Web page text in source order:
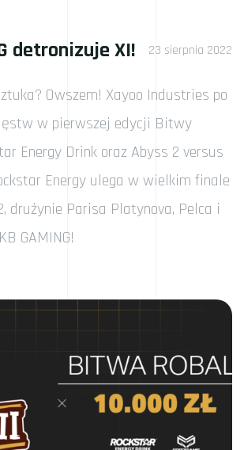
detronizuje XI! 23 sierpnia 2022
Owszem! Xayoo Industries po
w pierwszej edycji Bitwy
Energy Drink oraz Abyss 2 versus
Energy ulega w wielkim finale
drużynie Parisa Platynova, Pelca i
GAMING!